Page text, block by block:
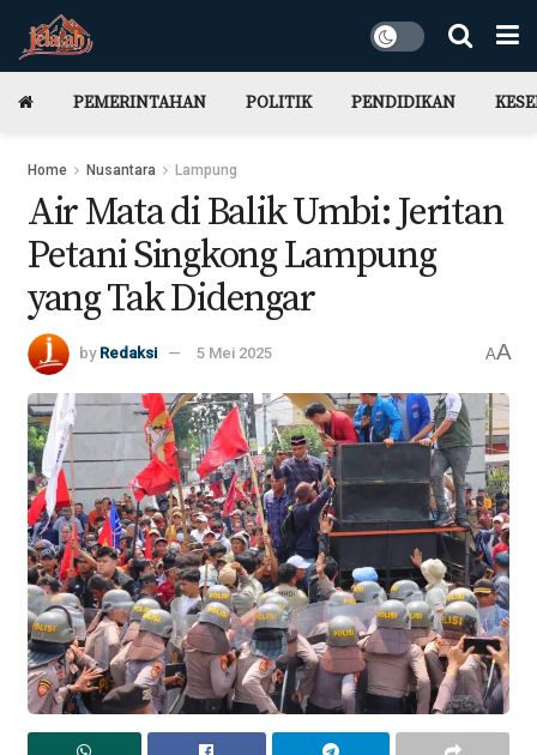
PEMERINTAHAN POLITIK PENDIDIKAN
Home Nusantara Lampung
Air Mata di Balik Umbi: Jeritan
Petani Singkong Lampung
yang Tak Didengar
by Redaksi 5 Mei 2025 AA